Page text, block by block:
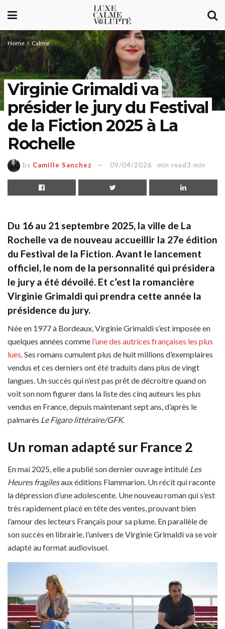
Home Calme
Virginie Grimaldi va
présider le jury du Festival
de la Fiction 2025 à La
Rochelle
by Camille Sanchez 09/04/2026 min read3 min
Du 16 au 21 septembre 2025, la ville de La
Rochelle va de nouveau accueillir la 27e édition
du Festival de la Fiction. Avant le lancement
officiel, le nom de la personnalité qui présidera
le jury a été dévoilé. Et c’est la romancière
Virginie Grimaldi qui prendra cette année la
présidence du jury.
Née en 1977 à Bordeaux, Virginie Grimaldi s’est imposée en
quelques années comme l’une des autrices françaises les plus
lues. Ses romans cumulent plus de huit millions d’exemplaires
vendus et ces derniers ont été traduits dans plus de vingt
langues. Un succès qui n’est pas prêt de décroitre quand on
voit son nom figurer dans la liste des cinq auteurs les plus
vendus en France, depuis maintenant sept ans, d’après le
palmarès Le Figaro littéraire/GFK.
Un roman adapté sur France 2
En mai 2025, elle a publié son dernier ouvrage intitulé Les
Heures fragilesaux éditions Flammarion. Un récit qui raconte
la dépression d’une adolescente. Une nouveau roman qui s’est
très rapidement placé en tête des ventes, prouvant bien
l’amour des lecteurs Français pour sa plume. En parallèle de
son succès en librairie, l’univers de Virginie Grimaldi va se voir
adapté au format audiovisuel.